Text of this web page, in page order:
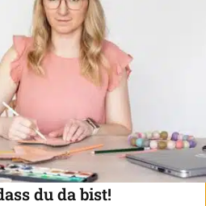
du da bist!